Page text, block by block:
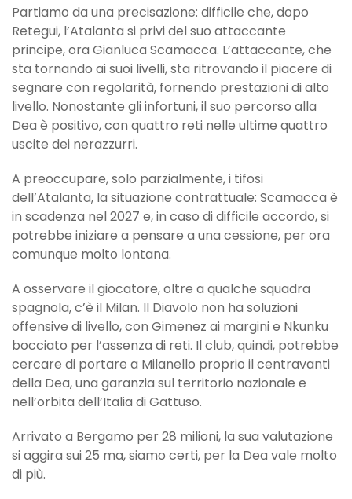
Partiamo da una precisazione: difficile che, dopo
Retegui, l’Atalanta si privi del suo attaccante
principe, ora Gianluca Scamacca. L’attaccante, che
sta tornando ai suoi livelli, sta ritrovando il piacere di
segnare con regolarità, fornendo prestazioni di alto
livello. Nonostante gli infortuni, il suo percorso alla
Dea è positivo, con quattro reti nelle ultime quattro
uscite dei nerazzurri.
A preoccupare, solo parzialmente, i tifosi
dell’Atalanta, la situazione contrattuale: Scamacca è
in scadenza nel 2027 e, in caso di difficile accordo, si
potrebbe iniziare a pensare a una cessione, per ora
comunque molto lontana.
A osservare il giocatore, oltre a qualche squadra
spagnola, c’è il Milan. Il Diavolo non ha soluzioni
offensive di livello, con Gimenez ai margini e Nkunku
bocciato per l’assenza di reti. Il club, quindi, potrebbe
cercare di portare a Milanello proprio il centravanti
della Dea, una garanzia sul territorio nazionale e
nell’orbita dell’Italia di Gattuso.
Arrivato a Bergamo per 28 milioni, la sua valutazione
si aggira sui 25 ma, siamo certi, per la Dea vale molto
di più.